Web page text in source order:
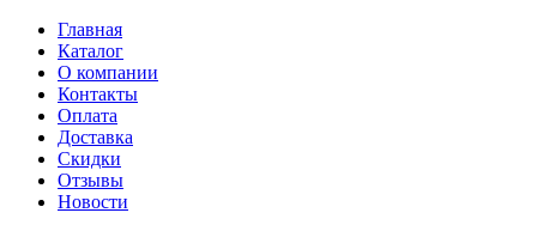
Главная
Каталог
О компании
Контакты
Оплата
Доставка
Скидки
Отзывы
Новости